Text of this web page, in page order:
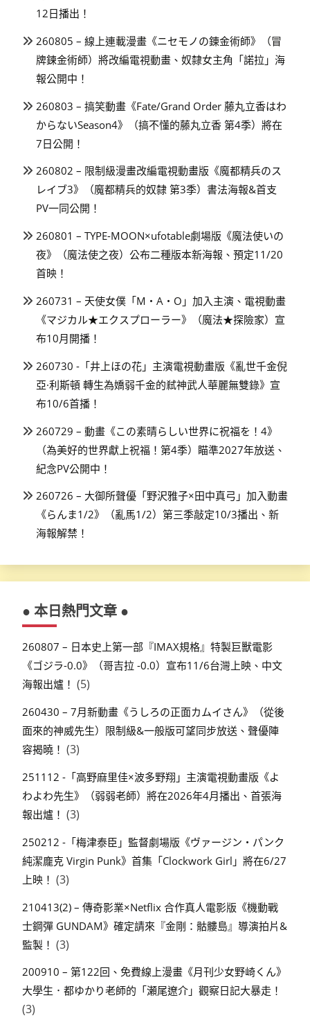
12日播出！
260805 – 線上連載漫畫《ニセモノの錬金術師》（冒
牌鍊金術師）將改編電視動畫、奴隸女主角「諾拉」海
報公開中！
260803 – 搞笑動畫《Fate/Grand Order 藤丸立香はわ
からないSeason4》（搞不懂的藤丸立香 第4季）將在
7日公開！
260802 – 限制級漫畫改編電視動畫版《魔都精兵のス
レイブ3》（魔都精兵的奴隸 第3季）書法海報&首支
PV一同公開！
260801 – TYPE-MOON×ufotable劇場版《魔法使いの
夜》（魔法使之夜）公布二種版本新海報、預定11/20
首映！
260731 – 天使女僕「M・A・O」加入主演、電視動畫
《マジカル★エクスプローラー》（魔法★探險家）宣
布10月開播！
260730 -「井上ほの花」主演電視動畫版《亂世千金倪
亞·利斯頓 轉生為嬌弱千金的弒神武人華麗無雙錄》宣
布10/6首播！
260729 – 動畫《この素晴らしい世界に祝福を！4》
（為美好的世界獻上祝福！第4季）瞄準2027年放送、
紀念PV公開中！
260726 – 大御所聲優「野沢雅子×田中真弓」加入動畫
《らんま1/2》（亂馬1/2）第三季敲定10/3播出、新
海報解禁！
● 本日熱門文章 ●
260807 – 日本史上第一部『IMAX規格』特製巨獸電影
《ゴジラ-0.0》（哥吉拉 -0.0）宣布11/6台灣上映、中文
海報出爐！ (5)
260430 – 7月新動畫《うしろの正面カムイさん》（從後
面來的神威先生）限制級&一般版可望同步放送、聲優陣
容揭曉！ (3)
251112 -「高野麻里佳×波多野翔」主演電視動畫版《よ
わよわ先生》（弱弱老師）將在2026年4月播出、首張海
報出爐！ (3)
250212 -「梅津泰臣」監督劇場版《ヴァージン・パンク
純潔龐克 Virgin Punk》首集「Clockwork Girl」將在6/27
上映！ (3)
210413(2) – 傳奇影業×Netflix 合作真人電影版《機動戰
士鋼彈 GUNDAM》確定請來『金剛：骷髏島』導演拍片&
監製！ (3)
200910 – 第122回、免費線上漫畫《月刊少女野崎くん》
大學生．都ゆかり老師的「瀬尾遼介」觀察日記大暴走！
(3)